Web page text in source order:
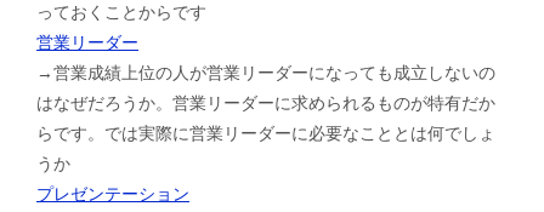
っておくことからです
営業リーダー
→営業成績上位の人が営業リーダーになっても成立しないの
はなぜだろうか。営業リーダーに求められるものが特有だか
らです。では実際に営業リーダーに必要なこととは何でしょ
うか
プレゼンテーション